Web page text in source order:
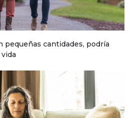
pequeñas cantidades, podría